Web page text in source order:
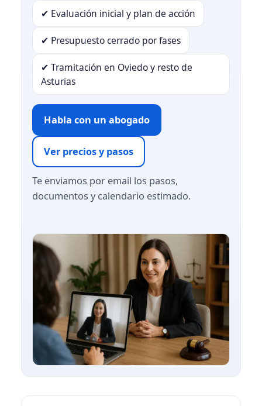
✔ Evaluación inicial y plan de acción
✔ Presupuesto cerrado por fases
✔ Tramitación en Oviedo y resto de
Asturias
Habla con un abogado
Ver precios y pasos
Te enviamos por email los pasos,
documentos y calendario estimado.